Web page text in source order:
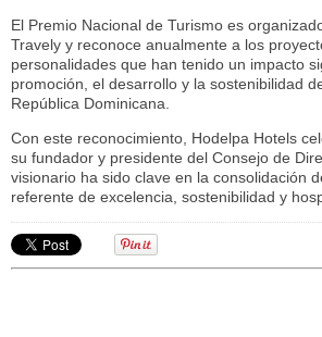
El Premio Nacional de Turismo es
Travely y reconoce anualmente a los
personalidades que han tenido un impacto
promoción, el desarrollo y la sostenibilidad
República Dominicana.
Con este reconocimiento, Hodelpa Hotels
su fundador y presidente del Consejo de
visionario ha sido clave en la consolidación
referente de excelencia, sostenibilidad y